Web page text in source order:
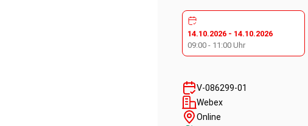
14.10.2026 - 14.10.2026
09:00 - 11:00 Uhr
V-086299-01
Webex
Online